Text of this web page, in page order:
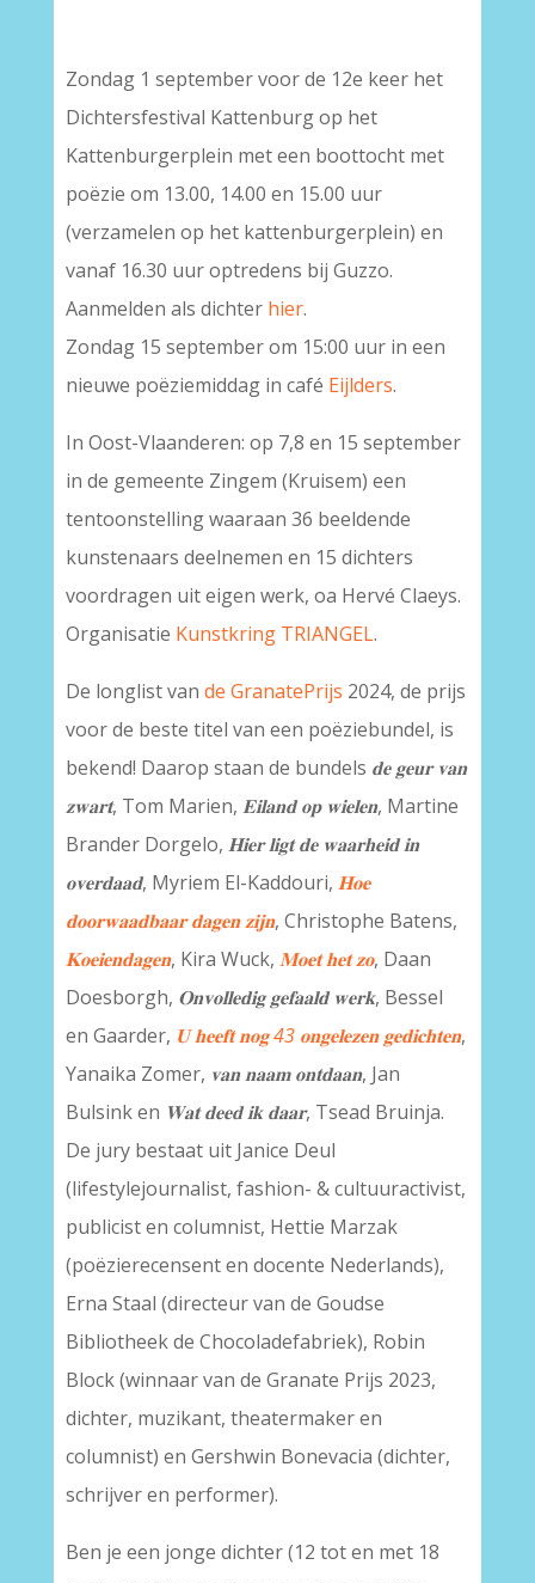
Zondag 1 september voor de 12e keer het
Dichtersfestival Kattenburg op het
Kattenburgerplein met een boottocht met
poëzie om 13.00, 14.00 en 15.00 uur
(verzamelen op het kattenburgerplein) en
vanaf 16.30 uur optredens bij Guzzo.
Aanmelden als dichter hier.
Zondag 15 september om 15:00 uur in een
nieuwe poëziemiddag in café Eijlders.
In Oost-Vlaanderen: op 7,8 en 15 september
in de gemeente Zingem (Kruisem) een
tentoonstelling waaraan 36 beeldende
kunstenaars deelnemen en 15 dichters
voordragen uit eigen werk, oa Hervé Claeys.
Organisatie Kunstkring TRIANGEL.
De longlist van de GranatePrijs 2024, de prijs
voor de beste titel van een poëziebundel, is
bekend! Daarop staan de bundels 𝐝𝐞 𝐠𝐞𝐮𝐫 𝐯𝐚𝐧
𝐳𝐰𝐚𝐫𝐭, Tom Marien, 𝐄𝐢𝐥𝐚𝐧𝐝 𝐨𝐩 𝐰𝐢𝐞𝐥𝐞𝐧, Martine
Brander Dorgelo, 𝐇𝐢𝐞𝐫 𝐥𝐢𝐠𝐭 𝐝𝐞 𝐰𝐚𝐚𝐫𝐡𝐞𝐢𝐝 𝐢𝐧
𝐨𝐯𝐞𝐫𝐝𝐚𝐚𝐝, Myriem El-Kaddouri, 𝐇𝐨𝐞
𝐝𝐨𝐨𝐫𝐰𝐚𝐚𝐝𝐛𝐚𝐚𝐫 𝐝𝐚𝐠𝐞𝐧 𝐳𝐢𝐣𝐧, Christophe Batens,
𝐊𝐨𝐞𝐢𝐞𝐧𝐝𝐚𝐠𝐞𝐧, Kira Wuck, 𝐌𝐨𝐞𝐭 𝐡𝐞𝐭 𝐳𝐨, Daan
Doesborgh, 𝐎𝐧𝐯𝐨𝐥𝐥𝐞𝐝𝐢𝐠 𝐠𝐞𝐟𝐚𝐚𝐥𝐝 𝐰𝐞𝐫𝐤, Bessel
en Gaarder, 𝐔 𝐡𝐞𝐞𝐟𝐭 𝐧𝐨𝐠 43 𝐨𝐧𝐠𝐞𝐥𝐞𝐳𝐞𝐧 𝐠𝐞𝐝𝐢𝐜𝐡𝐭𝐞𝐧,
Yanaika Zomer, 𝐯𝐚𝐧 𝐧𝐚𝐚𝐦 𝐨𝐧𝐭𝐝𝐚𝐚𝐧, Jan
Bulsink en 𝐖𝐚𝐭 𝐝𝐞𝐞𝐝𝐢𝐤 𝐝𝐚𝐚𝐫, Tsead Bruinja.
De jury bestaat uit Janice Deul
(lifestylejournalist, fashion- & cultuuractivist,
publicist en columnist, Hettie Marzak
(poëzierecensent en docente Nederlands),
Erna Staal (directeur van de Goudse
Bibliotheek de Chocoladefabriek), Robin
Block (winnaar van de Granate Prijs 2023,
dichter, muzikant, theatermaker en
columnist) en Gershwin Bonevacia (dichter,
schrijver en performer).
Ben je een jonge dichter (12 tot en met 18